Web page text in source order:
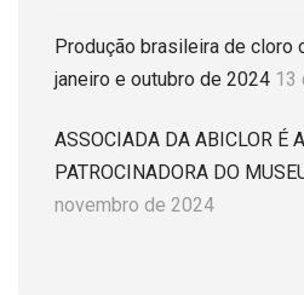
Produção brasileira de cloro
janeiro e outubro de 2024 13
ASSOCIADA DA ABICLOR É
PATROCINADORA DO
novembro de 2024